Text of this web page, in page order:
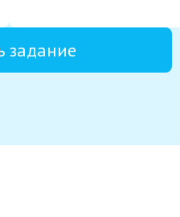
задание